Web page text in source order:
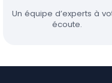
Un équipe d’experts à
écoute.